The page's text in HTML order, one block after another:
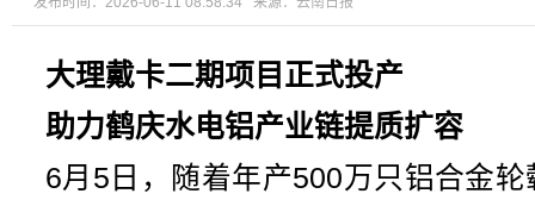
大理戴卡二期项目正式投产
助力鹤庆水电铝产业链提质扩容
6月5日，随着年产500万只铝合金